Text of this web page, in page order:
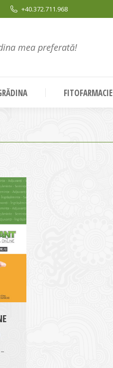
+40.372.711.968
mea preferată!
FITOFARMACIE